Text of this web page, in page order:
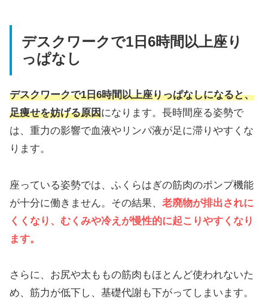
デスクワークで1日6時間以上座り
っぱなし
デスクワークで1日6時間以上座りっぱなしになると、
足痩せを妨げる原因になります。長時間座る姿勢で
は、重力の影響で血液やリンパ液が足に滞りやすくな
ります。
座っている姿勢では、ふくらはぎの筋肉のポンプ機能
が十分に働きません。その結果、 老廃物が排出されに
くくなり、むくみや冷えが慢性的に起こりやすくなり
ます。
さらに、お尻や太ももの筋肉もほとんど使われないた
め、筋力が低下し、基礎代謝も下がってしまいます。